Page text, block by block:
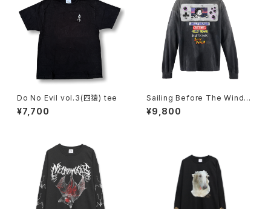
Do No Evil vol.3(四猿) tee
¥7,700
Sailing Before The Wind×a
cOlaSia long sleeve
¥9,800